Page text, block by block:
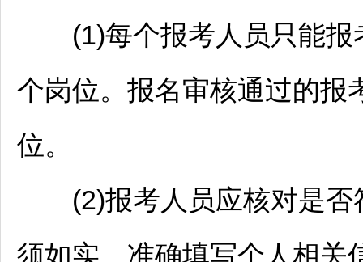
(1)每个报考人员只能报
个岗位。报名审核通过的报
位。
(2)报考人员应核对是否
须如实、准确填写个人相关